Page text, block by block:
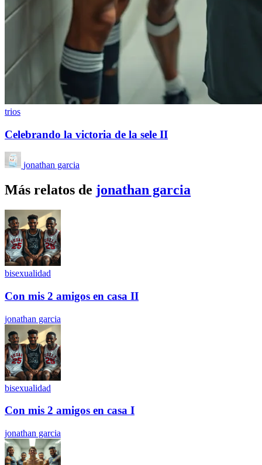
trios
Celebrando la victoria de la sele II
jonathan garcia
Más relatos de jonathan garcia
bisexualidad
Con mis 2 amigos en casa II
jonathan garcia
bisexualidad
Con mis 2 amigos en casa I
jonathan garcia